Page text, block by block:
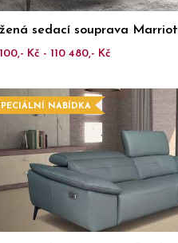
sedací souprava Marriot
Kč - 110 480,- Kč
NABÍDKA